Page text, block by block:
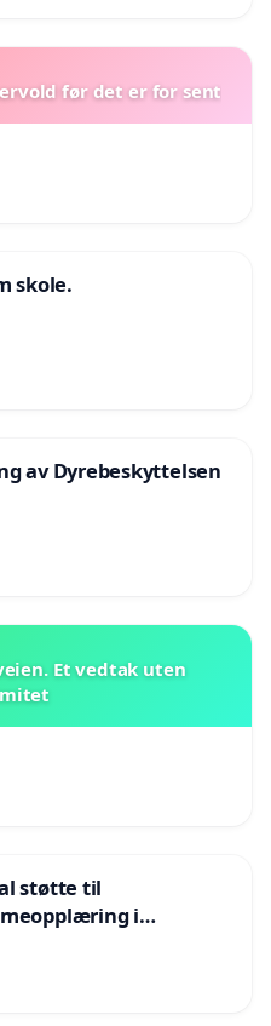
før det er for sent
skole.
av Dyrebeskyttelsen
Et vedtak uten
støtte til
i